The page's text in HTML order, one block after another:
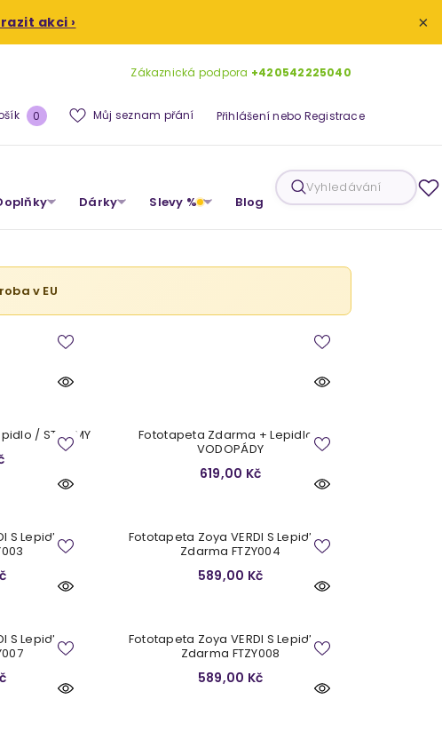
akci › ×
Zákaznická podpora +420542225040
0 0
Můj seznam přání Přihlášenínebo Registrace
Dárky Slevy % Blog
Vyhledávání
v EU
/ STROMY
Fototapeta Zdarma + Lepidlo /
VODOPÁDY
619,00 Kč
S Lepidlem
Fototapeta Zoya VERDI S Lepidlem
Zdarma FTZY004
589,00 Kč
S Lepidlem
Fototapeta Zoya VERDI S Lepidlem
Zdarma FTZY008
589,00 Kč